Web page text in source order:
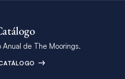
Anual de The Moorings.